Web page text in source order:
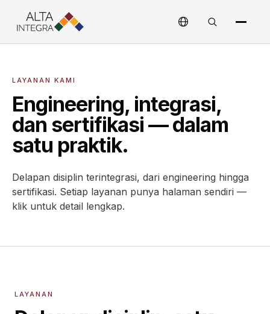
LAYANAN KAMI
Engineering, integrasi,
dan sertifikasi — dalam
satu praktik.
Delapan disiplin terintegrasi, dari engineering hingga
sertifikasi. Setiap layanan punya halaman sendiri —
klik untuk detail lengkap.
LAYANAN